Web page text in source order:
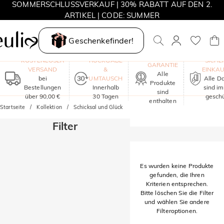
SOMMERSCHLUSSVERKAUF | 30% RABATT AUF DEN 2.
ARTIKEL | CODE: SUMMER
MOVE MY WAY | 3 KAUFEN, HALSKETTE GRATIS
Geschenkefinder!
KOSTENLOSER
VERSAND
bei
Bestellungen
über 90,00 €
RÜCKGABE
&
UMTAUSCH
Innerhalb
30 Tagen
GARANTIE
Alle
Produkte
sind
enthalten
Alle
sind
Startseite Kollektion Schicksal und Glück
Filter
Es wurden keine Produkte
gefunden, die Ihren
Kriterien entsprechen.
Bitte löschen Sie die Filter
und wählen Sie andere
Filteroptionen.